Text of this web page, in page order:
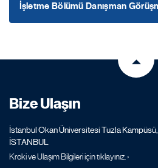
İşletme Bölümü Danışman
Bize Ulaşın
İstanbul Okan Üniversitesi Tuzla
İSTANBUL
Kroki ve Ulaşım Bilgileri için tıklayınız. ›